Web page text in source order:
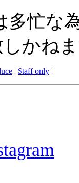
忙な
かね
| Staff only |